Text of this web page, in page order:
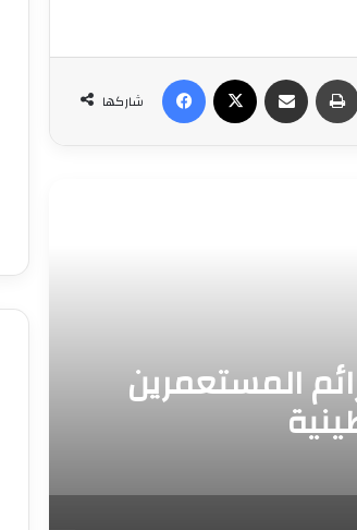
شاركها
فيسبوك مشاركة عبر البريد
المستعمرين